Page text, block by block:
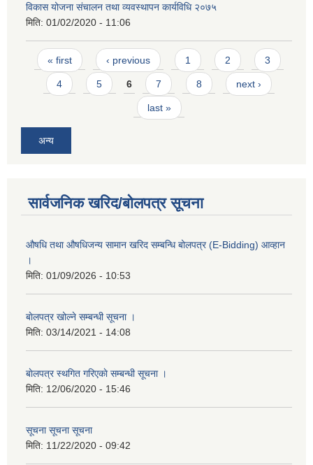
विकास योजना संचालन तथा व्यवस्थापन कार्यविधि २०७५
मिति: 01/02/2020 - 11:06
Pages
« first ‹ previous 1 2 3
4 5 6 7 8 next ›
last »
अन्य
सार्वजनिक खरिद/बोलपत्र सूचना
औषधि तथा औषधिजन्य सामान खरिद सम्बन्धि बोलपत्र (E-Bidding) आव्हान
।
मिति: 01/09/2026 - 10:53
बाेलपत्र खोल्ने सम्बन्धी सूचना ।
मिति: 03/14/2021 - 14:08
बाेलपत्र स्थगित गरिएकाे सम्बन्धी सूचना ।
मिति: 12/06/2020 - 15:46
सूचना सूचना सूचना
मिति: 11/22/2020 - 09:42